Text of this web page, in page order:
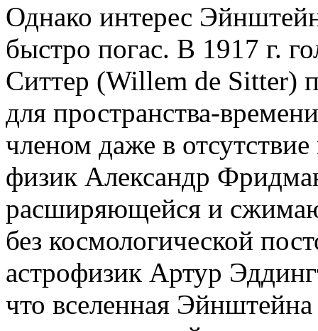
Однако интерес
быстро погас. В 1917 г.
Ситтер (Willem de Sitter)
для пространства-
членом даже в
физик Александр
расширяющейся и
без космологической
астрофизик Артур
что вселенная